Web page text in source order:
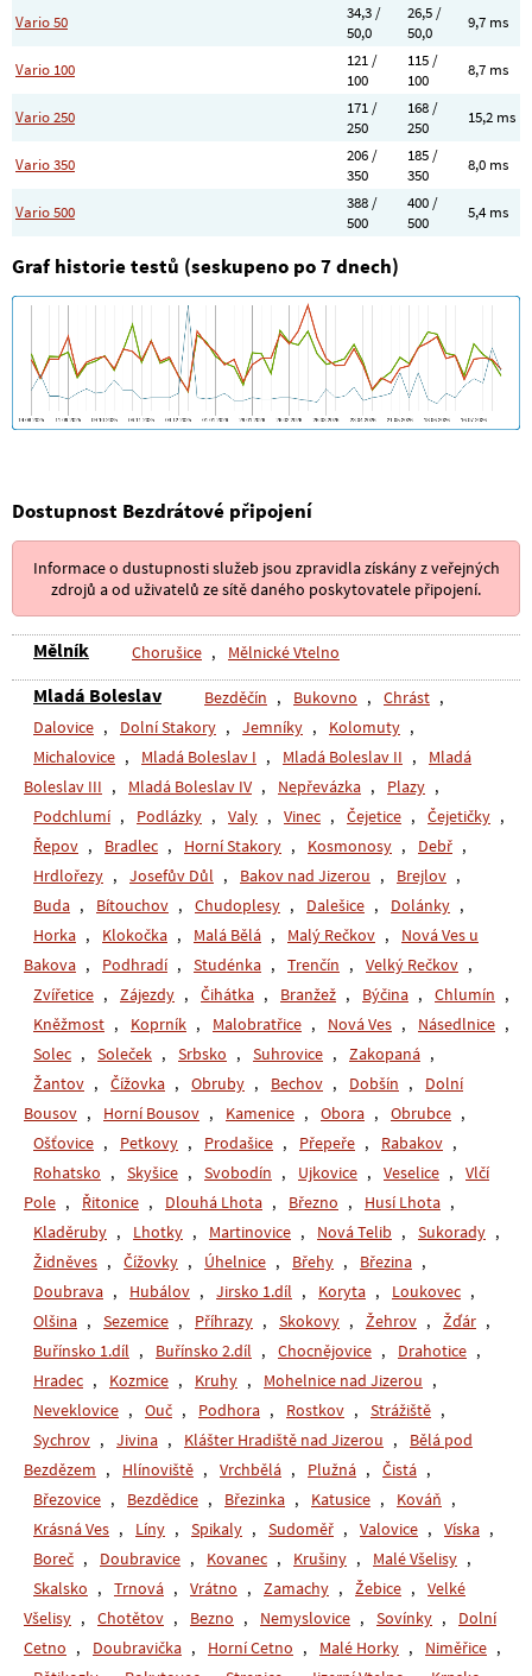
Vario 50
34,3 /
50,0
26,5 /
50,0
9,7 ms
Vario 100
121 /
100
115 /
100
8,7 ms
Vario 250
171 /
250
168 /
250
15,2 ms
Vario 350
206 /
350
185 /
350
8,0 ms
Vario 500
388 /
500
400 /
500
5,4 ms
Graf historie testů (seskupeno po 7 dnech)
Dostupnost Bezdrátové připojení
Informace o dustupnosti služeb jsou zpravidla získány z veřejných
zdrojů a od uživatelů ze sítě daného poskytovatele připojení.
Mělník Chorušice , Mělnické Vtelno
Mladá Boleslav Bezděčín , Bukovno , Chrást ,
Dalovice , Dolní Stakory , Jemníky , Kolomuty ,
Michalovice , Mladá Boleslav I , Mladá Boleslav II ,
Mladá
Boleslav III , Mladá Boleslav IV , Nepřevázka , Plazy ,
Podchlumí , Podlázky , Valy , Vinec , Čejetice , Čejetičky ,
Řepov , Bradlec , Horní Stakory , Kosmonosy , Debř ,
Hrdlořezy , Josefův Důl , Bakov nad Jizerou , Brejlov ,
Buda , Bítouchov , Chudoplesy , Dalešice , Dolánky ,
Horka , Klokočka , Malá Bělá , Malý Rečkov ,
Nová Ves u
Bakova , Podhradí , Studénka , Trenčín , Velký Rečkov ,
Zvířetice , Zájezdy , Čihátka , Branžež , Býčina , Chlumín ,
Kněžmost , Koprník , Malobratřice , Nová Ves , Násedlnice ,
Solec , Soleček , Srbsko , Suhrovice , Zakopaná ,
Žantov , Čížovka , Obruby , Bechov , Dobšín ,
Dolní
Bousov , Horní Bousov , Kamenice , Obora , Obrubce ,
Ošťovice , Petkovy , Prodašice , Přepeře , Rabakov ,
Rohatsko , Skyšice , Svobodín , Ujkovice , Veselice ,
Vlčí
Pole , Řitonice , Dlouhá Lhota , Březno , Husí Lhota ,
Kladěruby , Lhotky , Martinovice , Nová Telib , Sukorady ,
Židněves , Čížovky , Úhelnice , Břehy , Březina ,
Doubrava , Hubálov , Jirsko 1.díl , Koryta , Loukovec ,
Olšina , Sezemice , Příhrazy , Skokovy , Žehrov , Žďár ,
Buřínsko 1.díl , Buřínsko 2.díl , Chocnějovice , Drahotice ,
Hradec , Kozmice , Kruhy , Mohelnice nad Jizerou ,
Neveklovice , Ouč , Podhora , Rostkov , Strážiště ,
Sychrov , Jivina , Klášter Hradiště nad Jizerou ,
Bělá pod
Bezdězem , Hlínoviště , Vrchbělá , Plužná , Čistá ,
Březovice , Bezdědice , Březinka , Katusice , Kováň ,
Krásná Ves , Líny , Spikaly , Sudoměř , Valovice , Víska ,
Boreč , Doubravice , Kovanec , Krušiny , Malé Všelisy ,
Skalsko , Trnová , Vrátno , Zamachy , Žebice ,
Velké
Všelisy , Chotětov , Bezno , Nemyslovice , Sovínky ,
Dolní
Cetno , Doubravička , Horní Cetno , Malé Horky , Niměřice ,